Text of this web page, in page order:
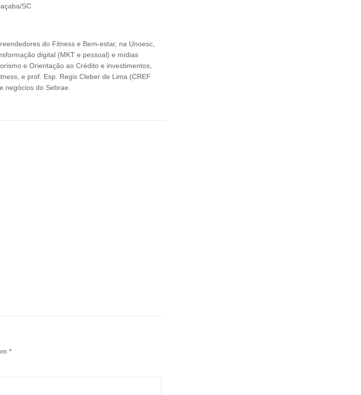
SC
do Fitness e Bem-estar, na Unoesc,
digital (MKT e pessoal) e mídias
e Orientação ao Crédito e investimentos,
e prof. Esp. Regis Cleber de Lima (CREF
negócios do Sebrae.
*